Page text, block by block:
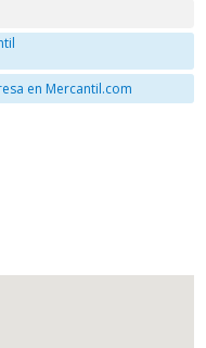
en Mercantil.com